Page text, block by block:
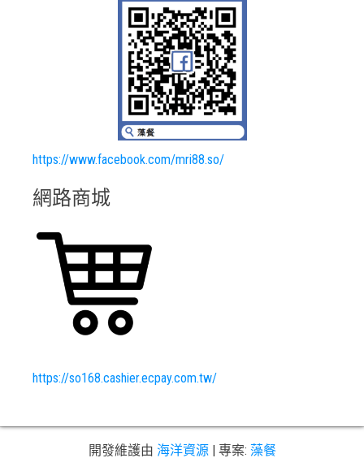
https://www.facebook.com/mri88.so/
網路商城
https://so168.cashier.ecpay.com.tw/
開發維護由 海洋資源 專案: 藻餐